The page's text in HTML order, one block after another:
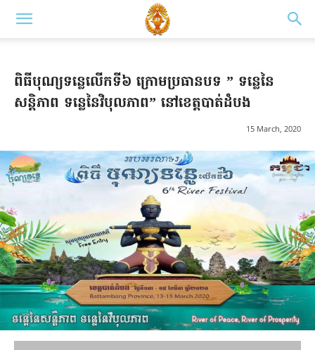
ពិធីបុណ្យទន្លេលើកទី៦ ក្រោមប្រធានបទ ” ទន្លេនៃ
សន្តិភាព ទន្លេនៃវិបុលភាព” នៅខេត្តបាត់ដំបង
15 March, 2020